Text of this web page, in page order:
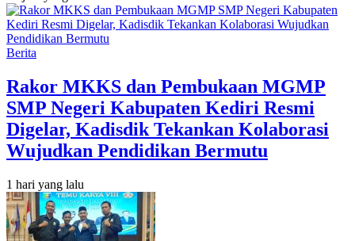
Berita
Rakor MKKS dan Pembukaan MGMP
SMP Negeri Kabupaten Kediri Resmi
Digelar, Kadisdik Tekankan Kolaborasi
Wujudkan Pendidikan Bermutu
1 hari yang lalu